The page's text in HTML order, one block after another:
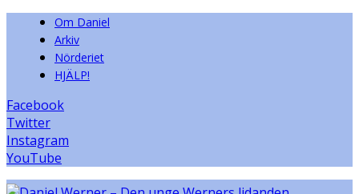
Om Daniel
Arkiv
Nörderiet
HJÄLP!
Facebook
Twitter
Instagram
YouTube